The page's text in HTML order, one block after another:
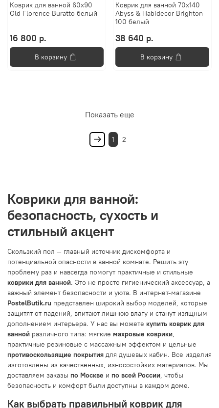
Коврик для ванной 60х90
Old Florence Buratto белый
16 800 р.
В корзину
Коврик для ванной 70х140
Abyss & Habidecor Brighton
100 белый
38 640 р.
В корзину
Показать еще
1 2
Коврики для ванной:
безопасность, сухость и
стильный акцент
Скользкий пол — главный источник дискомфорта и
потенциальной опасности в ванной комнате. Решить эту
проблему раз и навсегда помогут практичные и стильные
коврики для ванной. Это не просто гигиенический аксессуар, а
важный элемент безопасности и уюта. В интернет-магазине
PostelButik.ru представлен широкий выбор моделей, которые
защитят от падений, впитают лишнюю влагу и станут изящным
дополнением интерьера. У нас вы можете купить коврик для
ванной различного типа: мягкие махровые коврики
практичные резиновые с массажным эффектом и цельные
противоскользящие покрытия для душевых кабин. Все изделия
изготовлены из качественных, износостойких материалов. Мы
доставляем заказы по Москве и по всей России , чтобы
безопасность и комфорт были доступны в каждом доме.
Как выбрать правильный коврик для